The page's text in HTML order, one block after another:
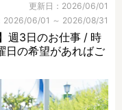
更新日：2026/06/01
2026/06/01 ～ 2026/08/31
週3日のお仕事 / 時
日の希望があればご